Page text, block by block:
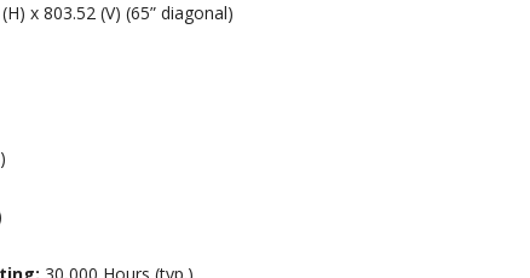
x 803.52 (V) (65” diagonal)